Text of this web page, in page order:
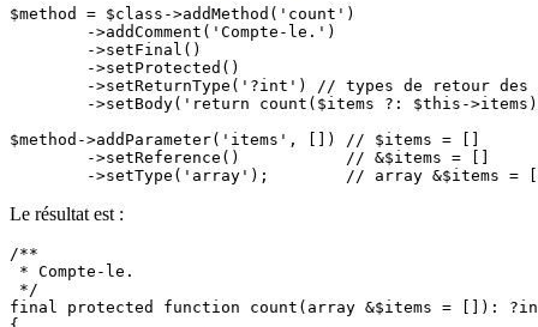
$method = $class->addMethod('count')
$method->addParameter('items', []) // $items = []
Le résultat est :
/**
* Compte-le.
*/
final protected function count(array &$items = []):